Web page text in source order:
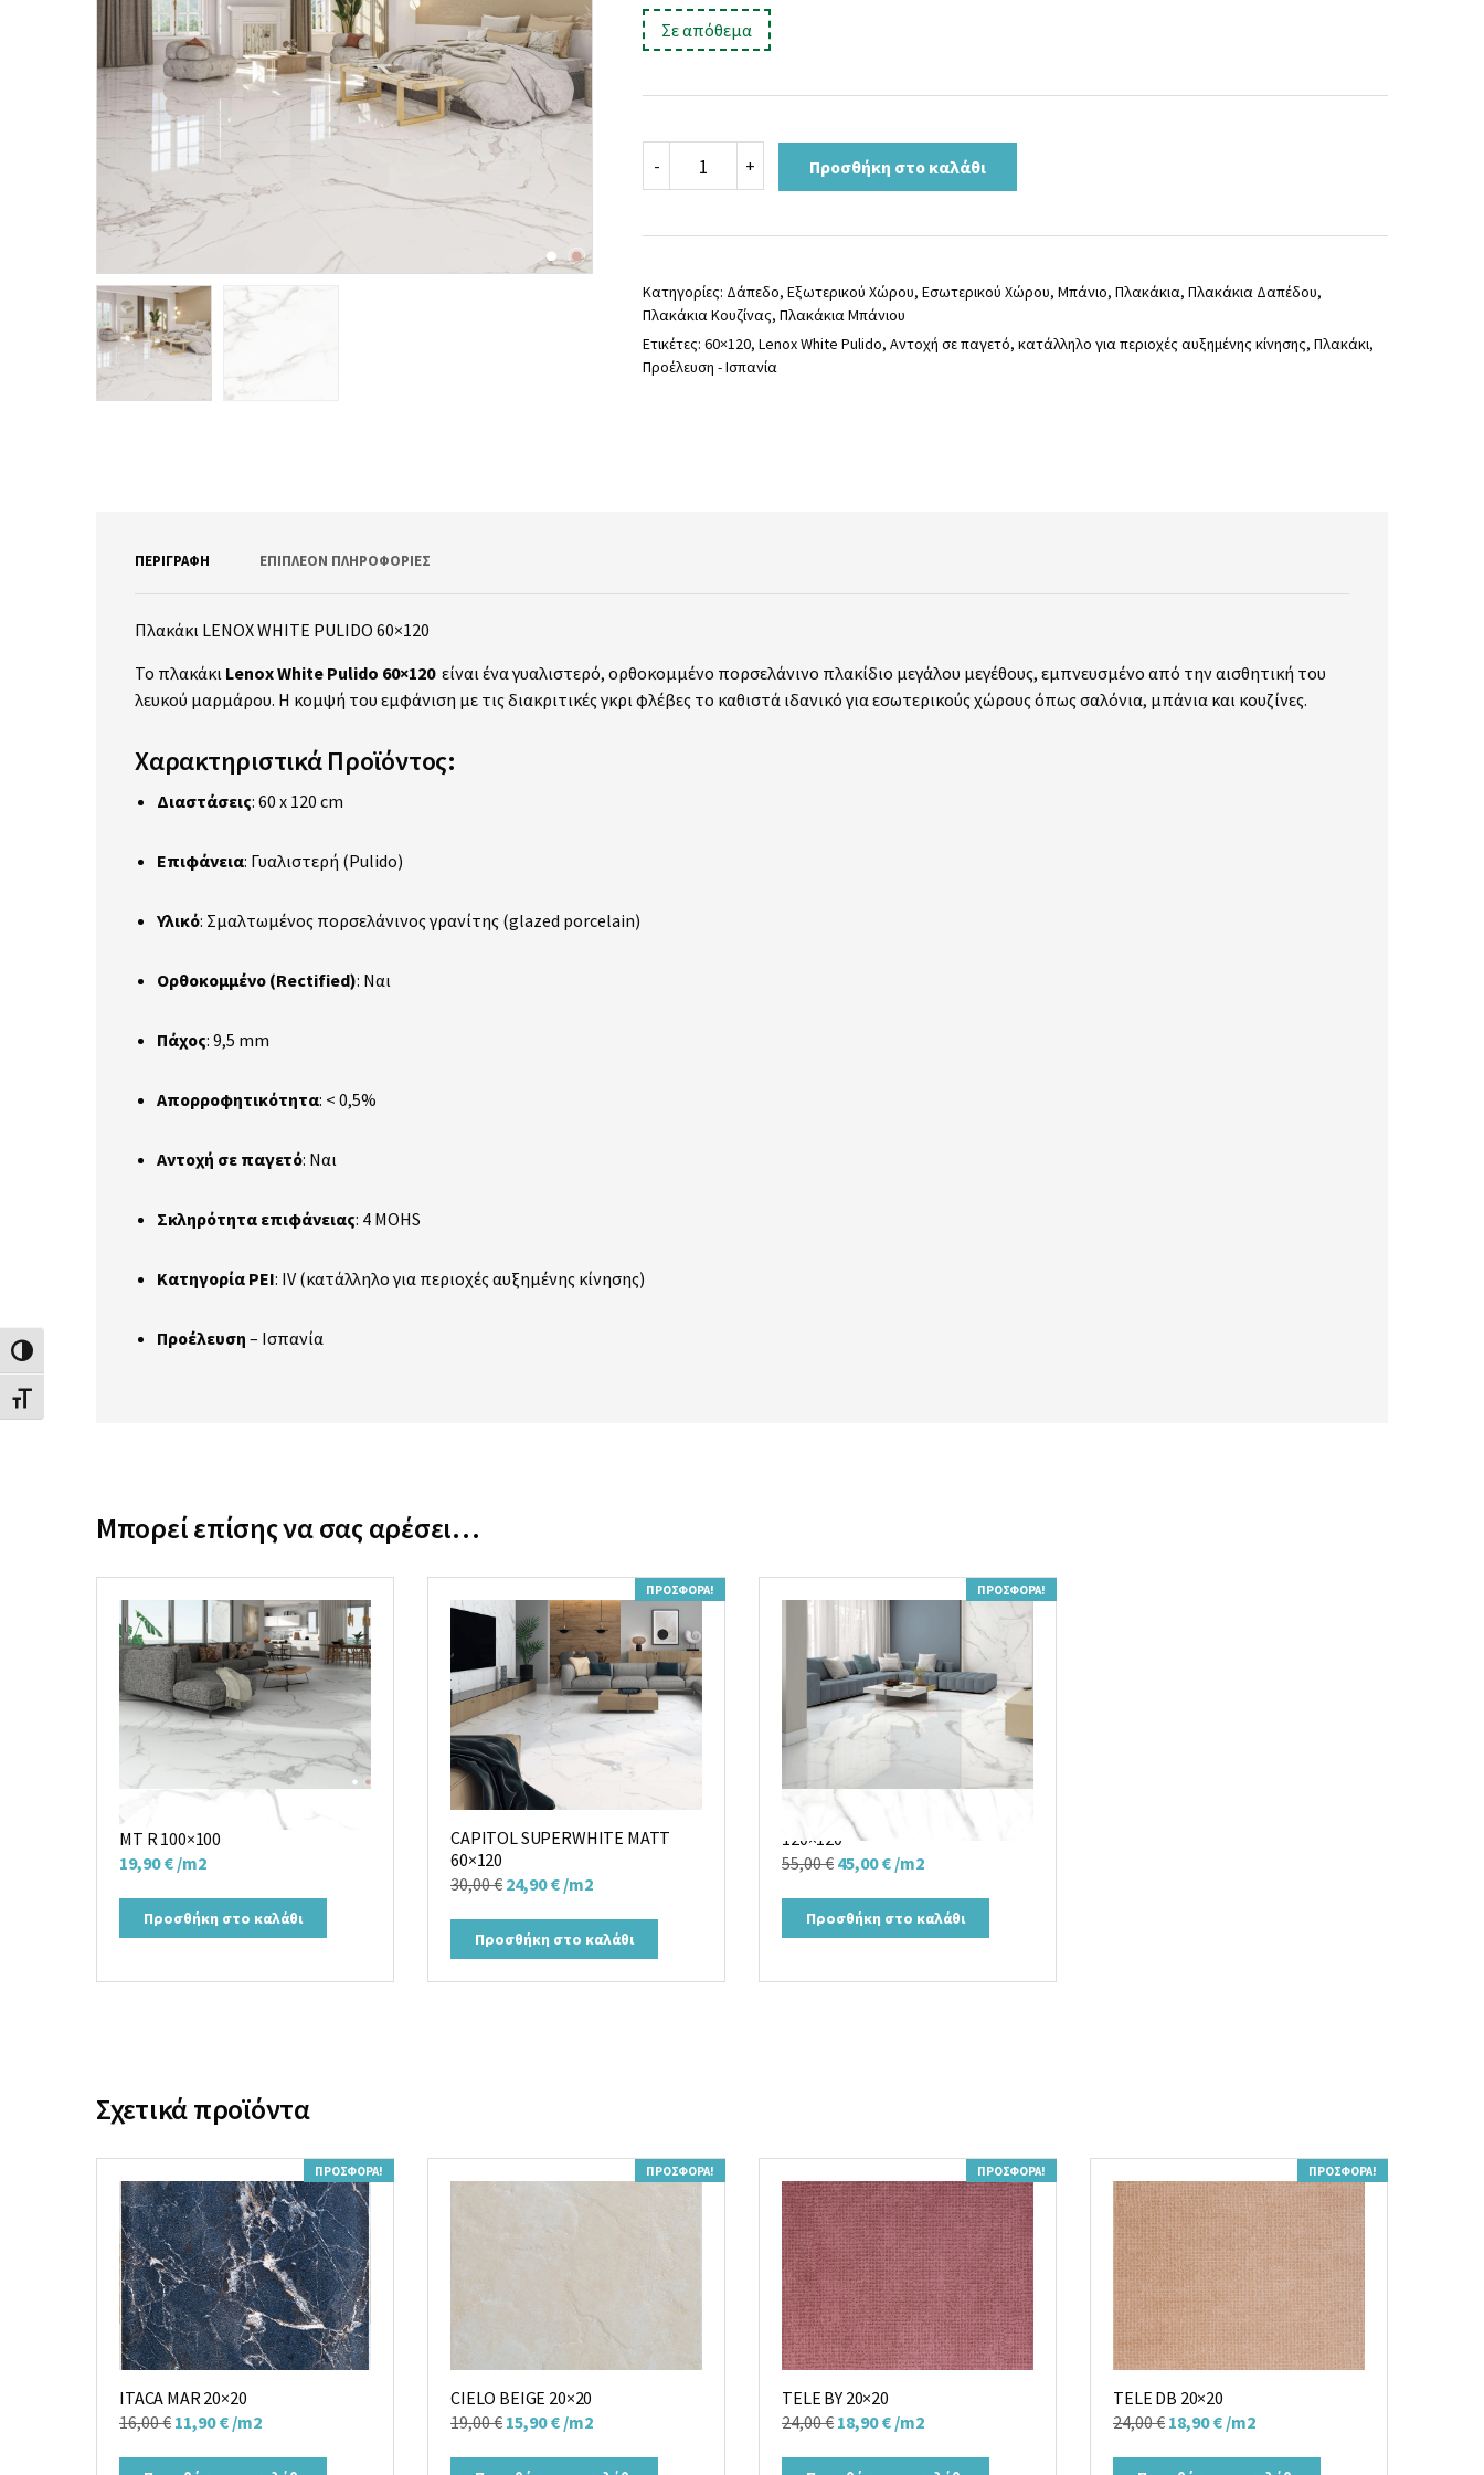
Εναλλαγή Υψηλής Αντίθεσης
Εναλλαγή Μεγέθους Γραμμάτων
price
was:
40,00 €.είναι:
Σε απόθεμα
-
LENOX
WHITE
60x120
+ Προσθήκη στο καλάθι
Κατηγορίες: Δάπεδο, Εξωτερικού Χώρου, Εσωτερικού Χώρου, Μπάνιο, Πλακάκια, Πλακάκια Δαπέδου,
Πλακάκια Κουζίνας, Πλακάκια Μπάνιου
Ετικέτες: 60×120, Lenox White Pulido, Αντοχή σε παγετό, κατάλληλο για περιοχές αυξημένης κίνησης, Πλακάκι,
Προέλευση - Ισπανία
ΠΕΡΙΓΡΑΦΉ ΕΠΙΠΛΈΟΝ ΠΛΗΡΟΦΟΡΊΕΣ
Πλακάκι LENOX WHITE PULIDO 60×120
Το πλακάκι Lenox White Pulido 60×120είναι ένα γυαλιστερό, ορθοκομμένο πορσελάνινο πλακίδιο μεγάλου μεγέθους, εμπνευσμένο από την αισθητική του
λευκού μαρμάρου. Η κομψή του εμφάνιση με τις διακριτικές γκρι φλέβες το καθιστά ιδανικό για εσωτερικούς χώρους όπως σαλόνια, μπάνια και κουζίνες.
Χαρακτηριστικά Προϊόντος:
Διαστάσεις: 60 x 120 cm
Επιφάνεια: Γυαλιστερή (Pulido)
Υλικό: Σμαλτωμένος πορσελάνινος γρανίτης (glazed porcelain)
Ορθοκομμένο (Rectified): Ναι
Πάχος: 9,5 mm
Απορροφητικότητα: < 0,5%
Αντοχή σε παγετό: Ναι
Σκληρότητα επιφάνειας: 4 MOHS
Κατηγορία PEI: IV (κατάλληλο για περιοχές αυξημένης κίνησης)
Προέλευση – Ισπανία
Μπορεί επίσης να σας αρέσει…
Πλακάκι LENOX SUPER WHITE
MT R 100×100
19,90€ /m2
Προσθήκη στο καλάθι
ΠΡΟΣΦΟΡΆ!
CAPITOL SUPERWHITE MATT
60×120
30,00€ Original
was:
30,00 €.
24,90€Η
τιμή
είναι:
24,90 €.
/m2
Προσθήκη στο καλάθι
ΠΡΟΣΦΟΡΆ!
Πλακάκι CAPITOL WHITE PUL R
120×120
55,00€ Original
was:
55,00 €.
45,00€Η
τιμή
είναι:
/m2
Προσθήκη στο καλάθι
Σχετικά προϊόντα
ΠΡΟΣΦΟΡΆ!
ITACA MAR 20×20
16,00€ Original
11,90€Η/m2
ΠΡΟΣΦΟΡΆ!
CIELO BEIGE 20×20
19,00€ Original
15,90€Η/m2
ΠΡΟΣΦΟΡΆ!
TELE BY 20×20
24,00€ Original
18,90€Η/m2
ΠΡΟΣΦΟΡΆ!
TELE DB 20×20
24,00€ Original
18,90€Η/m2